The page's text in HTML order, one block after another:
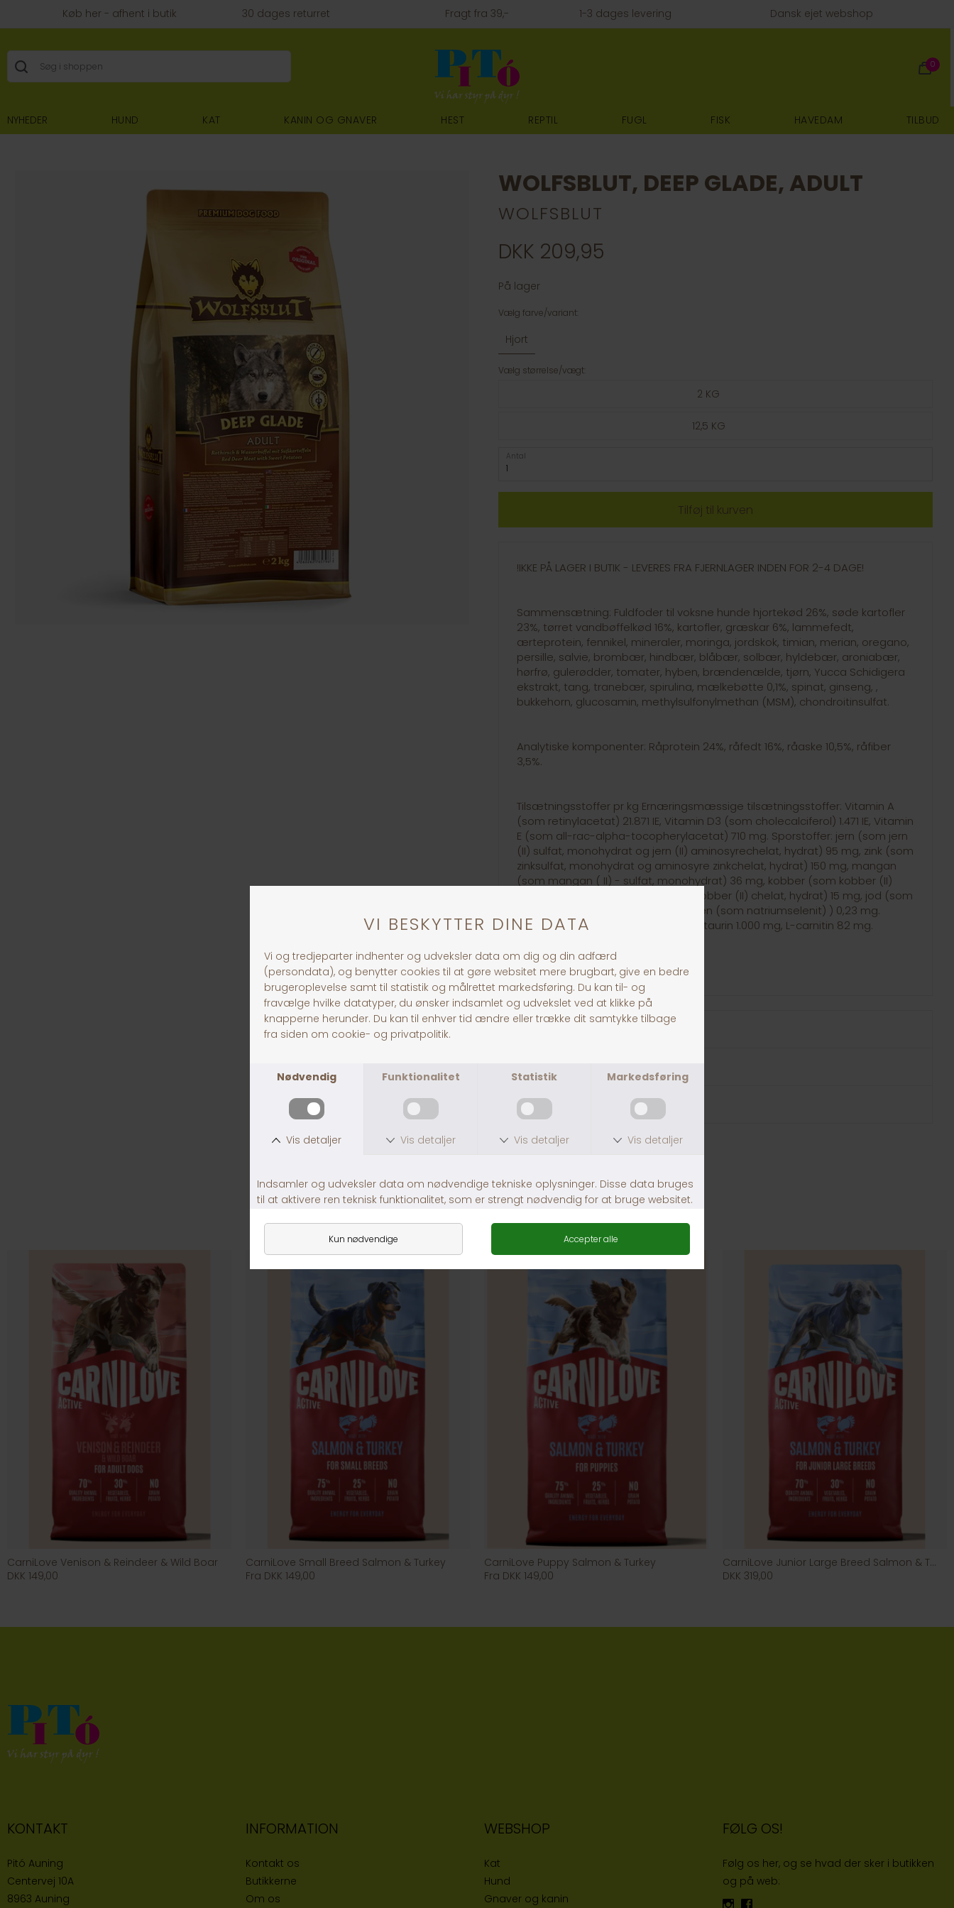
Køb her - afhent i butik 30 dages returret Fragt fra 39,- 1-3 dages levering Dansk ejet webshop
0
NYHEDER HUND KAT KANIN OG GNAVER HEST REPTIL FUGL FISK HAVEDAM TILBUD
WOLFSBLUT, DEEP GLADE, ADULT
WOLFSBLUT
DKK 209,95
På lager
Vælg farve/variant:
Hjort
Vælg størrelse/vægt:
2 KG
12,5 KG
Antal
!IKKE PÅ LAGER I BUTIK - LEVERES FRA FJERNLAGER INDEN FOR 2-4 DAGE!
Sammensætning: Fuldfoder til voksne hunde hjortekød 26%, søde kartofler
23%, tørret vandbøffelkød 16%, kartofler, græskar 6%, lammefedt,
ærteprotein, fennikel, mineraler, moringa, jordskok, timian, merian, oregano,
persille, salvie, brombær, hindbær, blåbær, solbær, hyldebær, aroniabær,
hørfrø, gulerødder, tomater, hyben, brændenælde, tjørn, Yucca Schidigera
ekstrakt, tang, tranebær, spirulina, mælkebøtte 0,1%, spinat, ginseng, ,
bukkehorn, glucosamin, methylsulfonylmethan (MSM), chondroitinsulfat.
Analytiske komponenter: Råprotein 24%, råfedt 16%, råaske 10,5%, råfiber
3,5%.
Tilsætningsstoffer pr kg Ernæringsmæssige tilsætningsstoffer: Vitamin A
(som retinylacetat) 21.871 IE, Vitamin D3 (som cholecalciferol) 1.471 IE, Vitamin
E (som all-rac-alpha-tocopherylacetat) 710 mg. Sporstoffer: jern (som jern
(II) sulfat, monohydrat og jern (II) aminosyrechelat, hydrat) 95 mg, zink (som
zinksulfat, monohydrat og aminosyre zinkchelat, hydrat) 150 mg, mangan
(som mangan ( II) - sulfat, monohydrat) 36 mg, kobber (som kobber (II)
sulfat, pentahydrat og aminosyre kobber (II) chelat, hydrat) 15 mg, jod (som
calciumiodat, vandfrit) 0,96 mg, selen (som natriumselenit) ) 0,23 mg.
Aminosyrer: DL-methionin 2.126 mg, taurin 1.000 mg, L-carnitin 82 mg.
30 dages returret
1-3 dages levering
ANDRE KØBTE OGSÅ
CarniLove Venison & Reindeer & Wild Boar
DKK 149,00
CarniLove Small Breed Salmon & Turkey
Fra DKK 149,00
CarniLove Puppy Salmon & Turkey
Fra DKK 149,00
CarniLove Junior Large Breed Salmon & Turkey
DKK 319,00
KONTAKT
Pitó Auning
Centervej 10A
8963 Auning
INFORMATION
Kontakt os
Butikkerne
Om os
WEBSHOP
Kat
Hund
Gnaver og kanin
FØLG OS!
Følg os her, og se hvad der sker i butikken
og på web: